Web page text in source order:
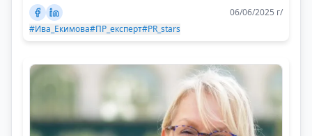
06/06/2025 г/
#Ива_Екимова#ПР_експерт#PR_stars